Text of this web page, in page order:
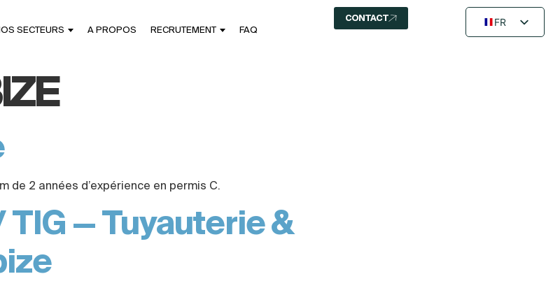
SECTEURS A PROPOS RECRUTEMENT FAQ
CONTACT
FR
de 2 années d’expérience en permis C.
— Tuyauterie &